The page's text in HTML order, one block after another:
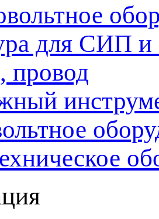
для СИП
провод